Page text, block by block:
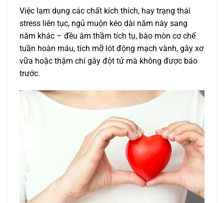
Việc lạm dụng các chất kích thích, hay trạng thái
stress liên tục, ngủ muộn kéo dài năm này sang
năm khác – đều âm thầm tích tụ, bào mòn cơ chế
tuần hoàn máu, tích mỡ lót động mạch vành, gây xơ
vữa hoặc thậm chí gây đột tử mà không được báo
trước.